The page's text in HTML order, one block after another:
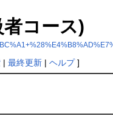
コース)
| 最終更新| ヘルプ]